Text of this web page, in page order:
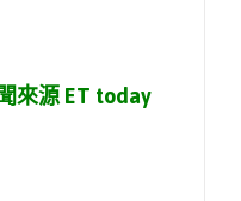
來源 ET today